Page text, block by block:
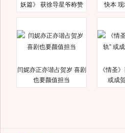
妖篇》 获徐导星爷称赞
快本
闫妮亦正亦谐占贺岁 喜剧
也要颜值担当
《情圣
或成